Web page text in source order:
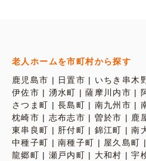
老人ホームを市町村から探す
鹿児島市
日置市 いちき串木
伊佐市
湧水町 薩摩川内市
さつま町
長島町 南九州市
枕崎市
志布志市 曽於市 鹿
東串良町
肝付町 錦江町 南
中種子町
南種子町 屋久島町
龍郷町
瀬戸内町 大和村 宇